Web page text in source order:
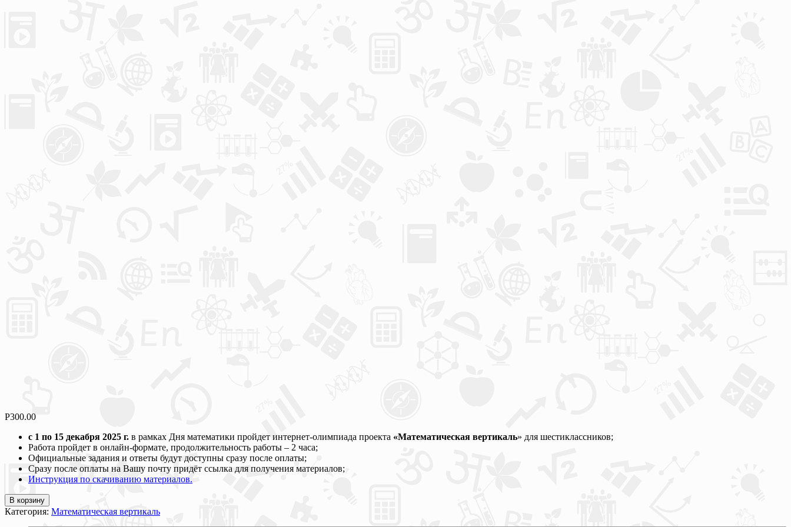
Р300.00
с 1 по 15 декабря 2025 г. в рамках Дня математики пройдет интернет-олимпиада проекта «Математическая вертикаль» для шестиклассников;
Работа пройдет в онлайн-формате, продолжительность работы – 2 часа;
Официальные задания и ответы будут доступны сразу после оплаты;
Сразу после оплаты на Вашу почту придёт ссылка для получения материалов;
Инструкция по скачиванию материалов.
В корзину
Категория: Математическая вертикаль